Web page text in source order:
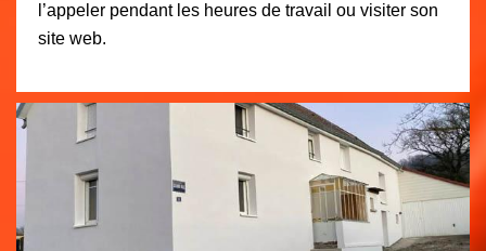
l’appeler pendant les heures de travail ou visiter son
site web.